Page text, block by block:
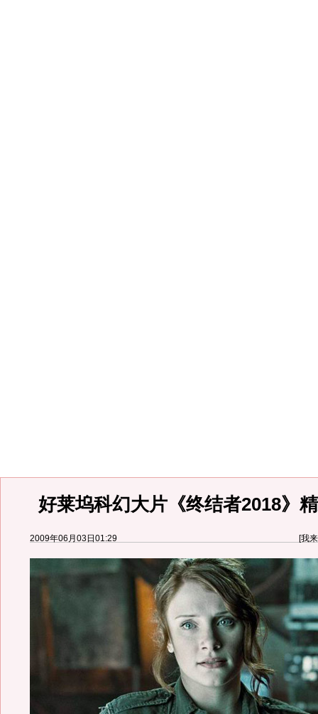
好莱坞科幻大片《终结者2018》
2009年06月03日01:29 [我